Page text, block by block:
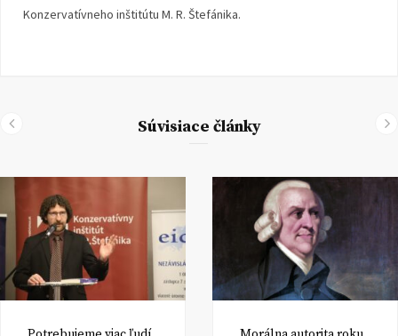
Konzervatívneho inštitútu M. R. Štefánika.
Súvisiace články